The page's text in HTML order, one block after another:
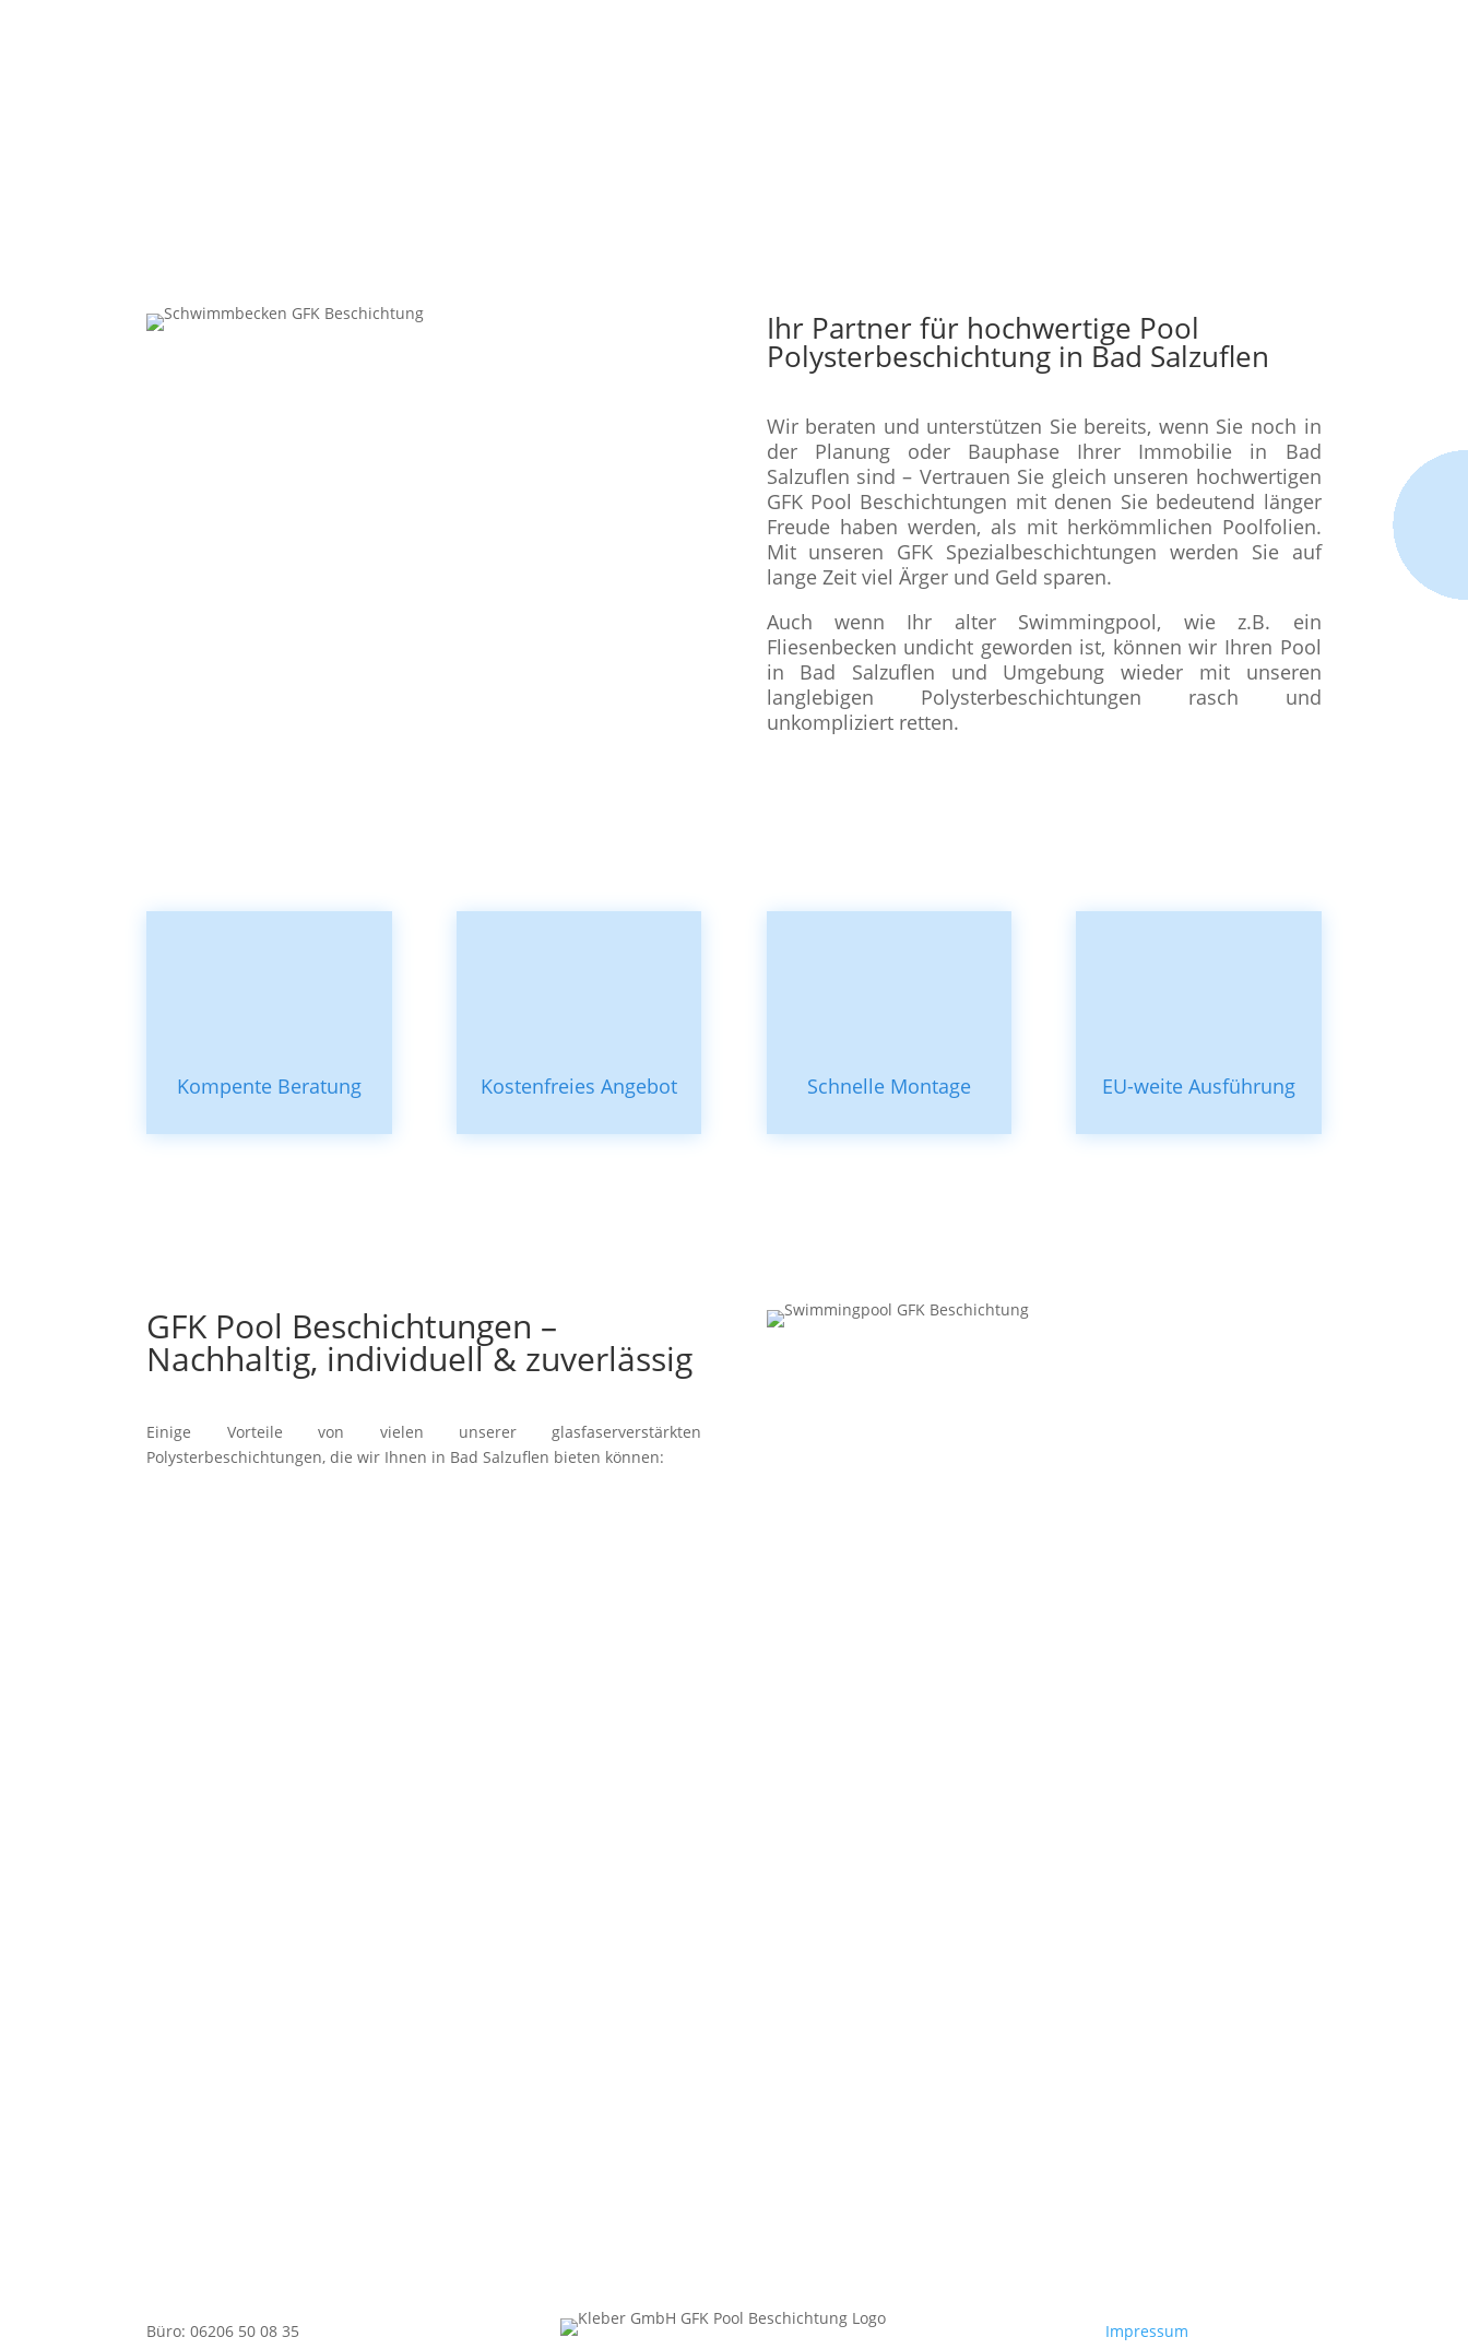
Ihr Partner für hochwertige Pool
Polysterbeschichtung in Bad Salzuflen
Wir beraten und unterstützen Sie bereits, wenn Sie noch in
der Planung oder Bauphase Ihrer Immobilie in Bad
Salzuflen sind – Vertrauen Sie gleich unseren hochwertigen
GFK Pool Beschichtungen mit denen Sie bedeutend länger
Freude haben werden, als mit herkömmlichen Poolfolien.
Mit unseren GFK Spezialbeschichtungen werden Sie auf
lange Zeit viel Ärger und Geld sparen.
Auch wenn Ihr alter Swimmingpool, wie z.B. ein
Fliesenbecken undicht geworden ist, können wir Ihren Pool
in Bad Salzuflen und Umgebung wieder mit unseren
langlebigen Polysterbeschichtungen rasch und
unkompliziert retten.
Kompente Beratung Kostenfreies Angebot Schnelle Montage EU-weite Ausführung
GFK Pool Beschichtungen –
Nachhaltig, individuell & zuverlässig
Einige Vorteile von vielen unserer glasfaserverstärkten
Polysterbeschichtungen, die wir Ihnen in Bad Salzuflen bieten können:
Büro: 06206 50 08 35
Impressum